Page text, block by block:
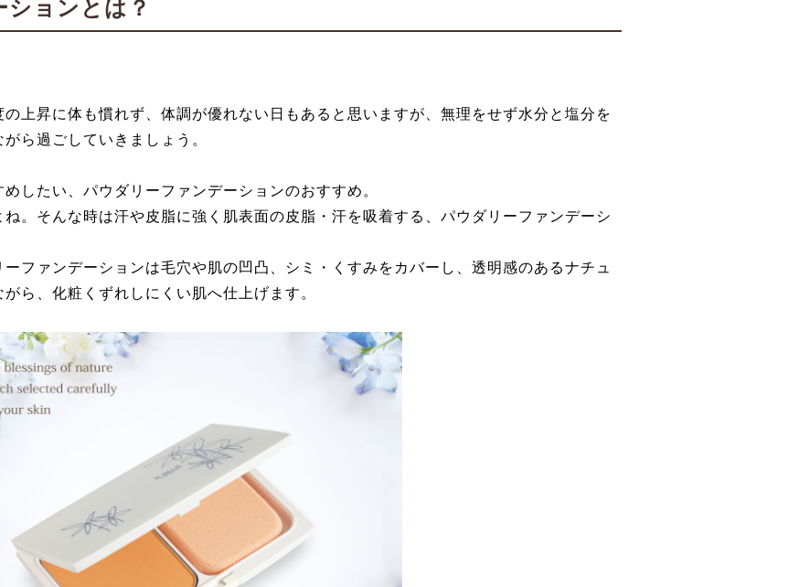
ョンとは？
上昇に体も慣れず、体調が優れない日もあると思いますが、無理をせず水分と塩分を
ら過ごしていきましょう。
したい、パウダリーファンデーションのおすすめ。
。そんな時は汗や皮脂に強く肌表面の皮脂・汗を吸着する、パウダリーファンデーシ
ファンデーションは毛穴や肌の凹凸、シミ・くすみをカバーし、透明感のあるナチュ
ら、化粧くずれしにくい肌へ仕上げます。